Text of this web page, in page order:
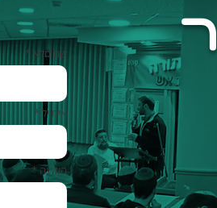
שם מלא *
אימייל *
הודעה *